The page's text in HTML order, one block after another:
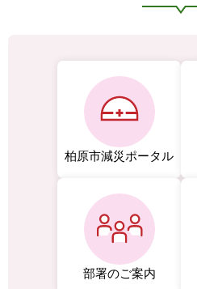
柏原市減災ポータル
部署のご案内